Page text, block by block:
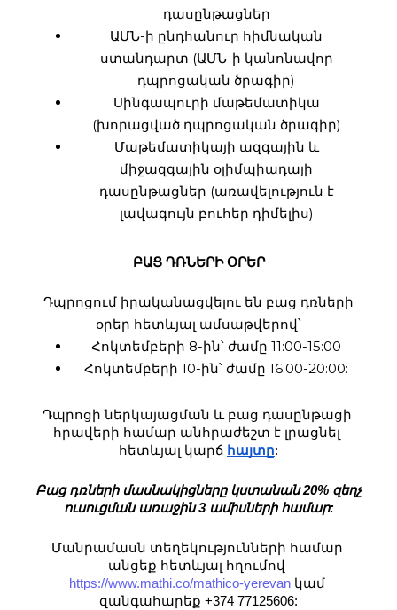
դասընթացներ
ԱՄՆ-ի ընդհանուր հիմնական
ստանդարտ (ԱՄՆ-ի կանոնավոր
դպրոցական ծրագիր)
Սինգապուրի մաթեմատիկա
(խորացված դպրոցական ծրագիր)
Մաթեմատիկայի ազգային և
միջազգային օլիմպիադայի
դասընթացներ (առավելություն է
լավագույն բուհեր դիմելիս)
ԲԱՑ ԴՌՆԵՐԻ ՕՐԵՐ
Դպրոցում իրականացվելու են բաց դռների
օրեր հետևյալ ամսաթվերով՝
Հոկտեմբերի 8-ին՝ ժամը 11:00-15:00
Հոկտեմբերի 10-ին՝ ժամը 16:00-20:00:
Դպրոցի ներկայացման և բաց դասընթացի
հրավերի համար անհրաժեշտ է լրացնել
հետևյալ կարճ հայտը:
Բաց դռների մասնակիցները կստանան 20% զեղչ
ուսուցման առաջին 3 ամիսների համար:
Մանրամասն տեղեկությունների համար
https://www.mathi.co/mathico-yerevan կամ
զանգահարեք +374 77125606: